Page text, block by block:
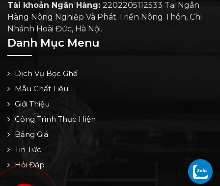
Tài khoản Ngân Hàng: 2202205112533 Tại Ngân
Hàng Nông Nghiệp Và Phát Triển Nông Thôn, Chi
Nhánh Hoài Đức, Hà Nội.
Danh Mục Menu
Dịch Vụ Bọc Ghế
Mẫu Chất Liệu
Giới Thiệu
Công Trình Thực Hiện
Bảng Giá
Tin Tức
Hỏi Đáp